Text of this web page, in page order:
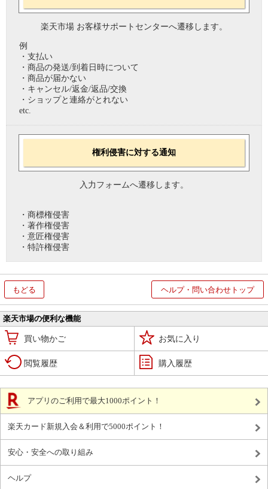
楽天市場 お客様サポートセンターへ遷移します。
例
・支払い
・商品の発送/到着日時について
・商品が届かない
・キャンセル/返金/返品/交換
・ショップと連絡がとれない
etc.
権利侵害に対する通知
入力フォームへ遷移します。
・商標権侵害
・著作権侵害
・意匠権侵害
・特許権侵害
もどる ヘルプ・問い合わせトップ
楽天市場の便利な機能
買い物かご お気に入り
閲覧履歴 購入履歴
アプリのご利用で最大1000ポイント！
楽天カード新規入会＆利用で5000ポイント！
安心・安全への取り組み
ヘルプ